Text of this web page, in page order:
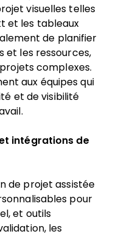
visuelles telles
et les tableaux
de planifier
et les ressources,
complexes.
aux équipes qui
et de visibilité
intégrations de
de projet assistée
pour
et outils
les